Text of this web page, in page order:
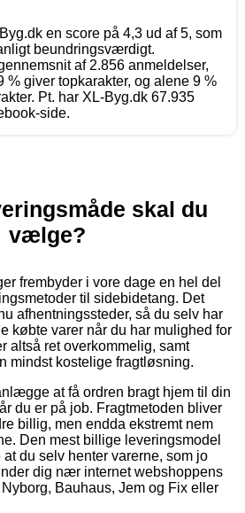
en score på 4,3 ud af 5, som
beundringsværdigt.
af 2.856 anmeldelser,
% giver topkarakter, og alene 9 %
Pt. har XL-Byg.dk 67.935
side.
skal du
vælge?
frembyder i vore dage en hel del
til sidebidetang. Det
afhentningssteder, så du selv har
købte varer når du har mulighed for
altså ret overkommelig, samt
mindst kostelige fragtløsning.
at få ordren bragt hjem til din
du er på job. Fragtmetoden bliver
billig, men endda ekstremt nem
Den mest billige leveringsmodel
du selv henter varerne, som jo
dig nær internet webshoppens
Bauhaus, Jem og Fix eller